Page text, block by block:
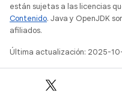
están sujetas a las licencias
Contenido. Java y OpenJDK
afiliados.
Última actualización: 2025-